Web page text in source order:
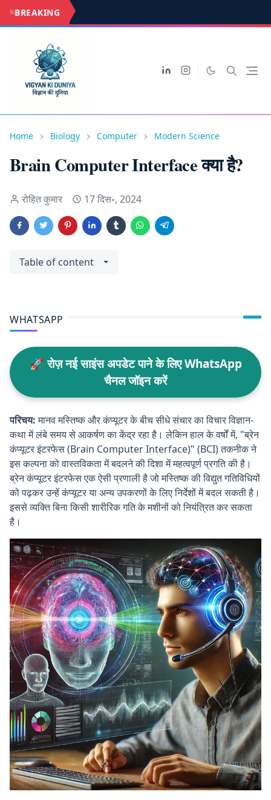
BREAKING
Home Biology Computer Modern Science
Brain Computer Interface क्या है?
रोहित कुमार 17 दिस॰, 2024
Table of content
WHATSAPP
🚀 रोज़ नई साइंस अपडेट पाने के लिए WhatsApp
चैनल जॉइन करें
परिचय:मानव मस्तिष्क और कंप्यूटर के बीच सीधे संचार का विचार विज्ञान-
कथा में लंबे समय से आकर्षण का केंद्र रहा है। लेकिन हाल के वर्षों में, "ब्रेन
कंप्यूटर इंटरफेस (Brain Computer Interface)" (BCI) तकनीक ने
इस कल्पना को वास्तविकता में बदलने की दिशा में महत्वपूर्ण प्रगति की है।
ब्रेन कंप्यूटर इंटरफेस एक ऐसी प्रणाली है जो मस्तिष्क की विद्युत गतिविधियों
को पढ़कर उन्हें कंप्यूटर या अन्य उपकरणों के लिए निर्देशों में बदल सकती है।
इससे व्यक्ति बिना किसी शारीरिक गति के मशीनों को नियंत्रित कर सकता
है।